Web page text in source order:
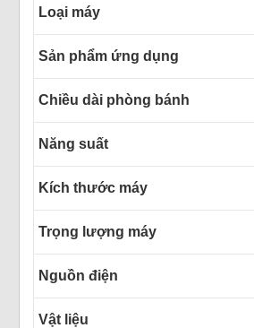
Loại máy
Sản phẩm ứng dụng
Chiều dài phòng bánh
Năng suất
Kích thước máy
Trọng lượng máy
Nguồn điện
Vật liệu